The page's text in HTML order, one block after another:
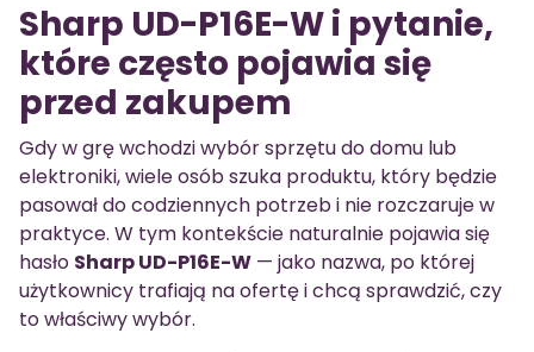
Sharp UD-P16E-W i pytanie,
które często pojawia się
przed zakupem
Gdy w grę wchodzi wybór sprzętu do domu lub
elektroniki, wiele osób szuka produktu, który będzie
pasował do codziennych potrzeb i nie rozczaruje w
praktyce. W tym kontekście naturalnie pojawia się
hasło Sharp UD-P16E-W — jako nazwa, po której
użytkownicy trafiają na ofertę i chcą sprawdzić, czy
to właściwy wybór.